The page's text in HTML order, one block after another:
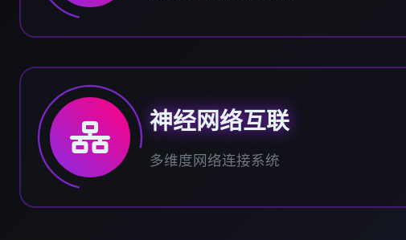
神经网络互联
多维度网络连接系统